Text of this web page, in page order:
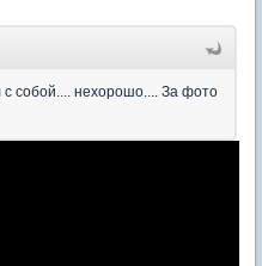
с собой.... нехорошо.... За фото